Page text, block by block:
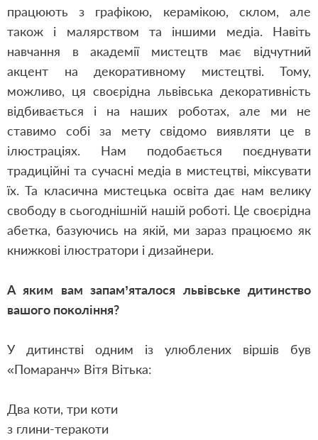
працюють з графікою, керамікою, склом, але
також і малярством та іншими медіа. Навіть
навчання в академії мистецтв має відчутний
акцент на декоративному мистецтві. Тому,
можливо, ця своєрідна львівська декоративність
відбивається і на наших роботах, але ми не
ставимо собі за мету свідомо виявляти це в
ілюстраціях. Нам подобається поєднувати
традиційні та сучасні медіа в мистецтві, міксувати
їх. Та класична мистецька освіта дає нам велику
свободу в сьогоднішній нашій роботі. Це своєрідна
абетка, базуючись на якій, ми зараз працюємо як
книжкові ілюстратори і дизайнери.
А яким вам запам’яталося львівське дитинство
вашого покоління?
У дитинстві одним із улюблених віршів був
«Помаранч» Вітя Вітька:
Два коти, три коти
з глини-теракоти